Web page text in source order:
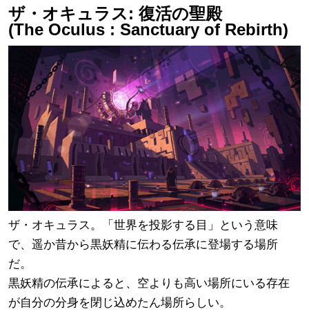
ー
ン / 報酬
ザ・オキュラス: 復活の聖殿
(The Oculus : Sanctuary of Rebirth)
ザ・オキュラス。「世界を投影する目」という意味
で、遥か昔から黒妖精に伝わる伝承に登場する場所
だ。
黒妖精の伝承によると、空よりも高い場所にいる存在
が自分の分身を閉じ込めたん場所らしい。